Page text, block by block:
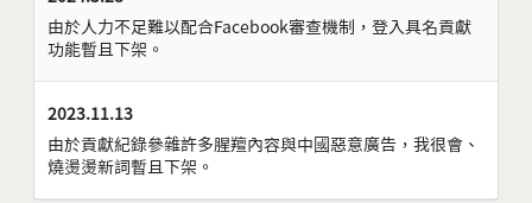
由於人力不足難以配合Facebook審查機制，登入具名貢獻
功能暫且下架。
2023.11.13
由於貢獻紀錄參雜許多腥羶內容與中國惡意廣告，我很會、
燒燙燙新詞暫且下架。